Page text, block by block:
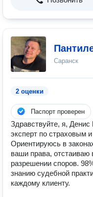
Саранск
2 оценки
Паспорт проверен
Здравствуйте, я,
эксперт по страховым
Ориентируюсь в
ваши права,
разрешении споров.
знанию судебной
каждому клиенту.